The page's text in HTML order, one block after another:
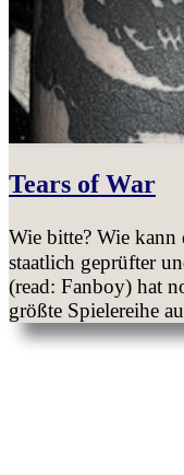
Tears of War
Wie bitte? Wie
staatlich geprüfter
(read: Fanboy) hat
größte Spielereihe